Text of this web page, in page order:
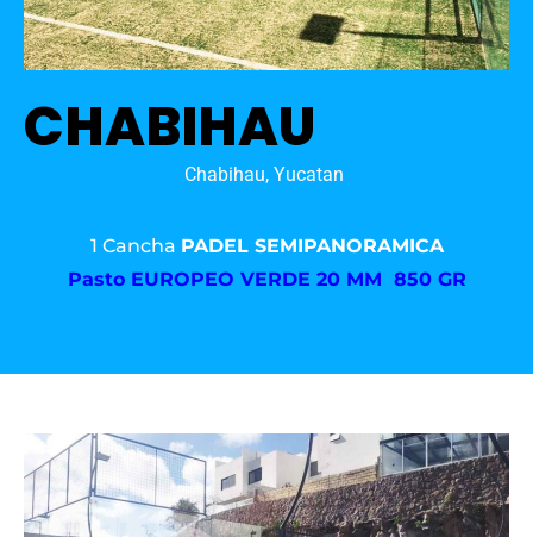
CHABIHAU
Chabihau, Yucatan
1 Cancha PADEL SEMIPANORAMICA
Pasto EUROPEO VERDE 20 MM 850 GR